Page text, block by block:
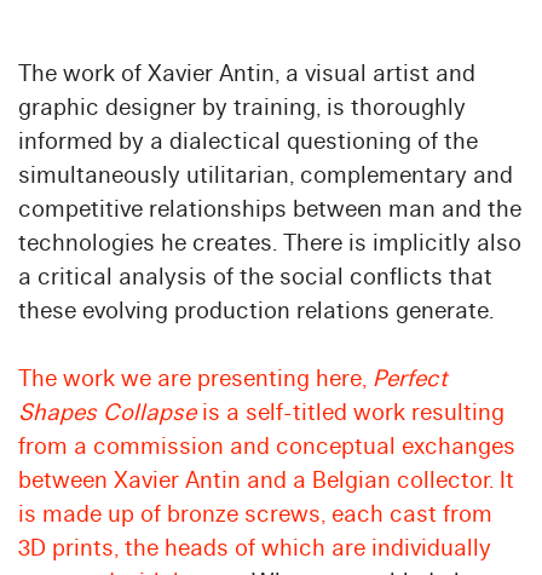
The work of Xavier Antin, a visual artist and
graphic designer by training, is thoroughly
informed by a dialectical questioning of the
simultaneously utilitarian, complementary and
competitive relationships between man and the
technologies he creates. There is implicitly also
a critical analysis of the social conflicts that
these evolving production relations generate.
The work we are presenting here, Perfect
Shapes Collapseis a self-titled work resulting
from a commission and conceptual exchanges
between Xavier Antin and a Belgian collector. It
is made up of bronze screws, each cast from
3D prints, the heads of which are individually